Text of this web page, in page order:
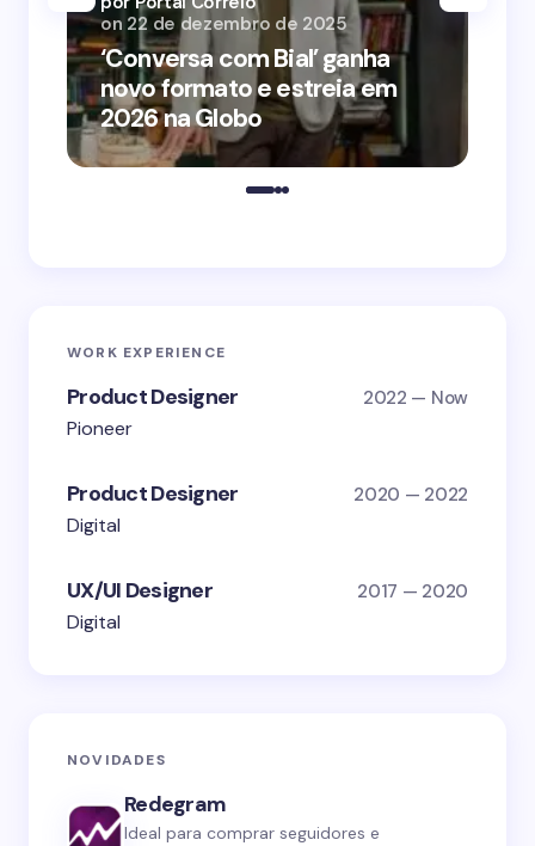
‘Conversa com Bial’ ganha
novo formato e estreia em
2026 na Globo
on 22 de dezembro de 2025
WORK EXPERIENCE
Product Designer 2022 — Now
Pioneer
Product Designer 2020 — 2022
Digital
UX/UI Designer 2017 — 2020
Digital
NOVIDADES
Redegram
Ideal para comprar seguidores e